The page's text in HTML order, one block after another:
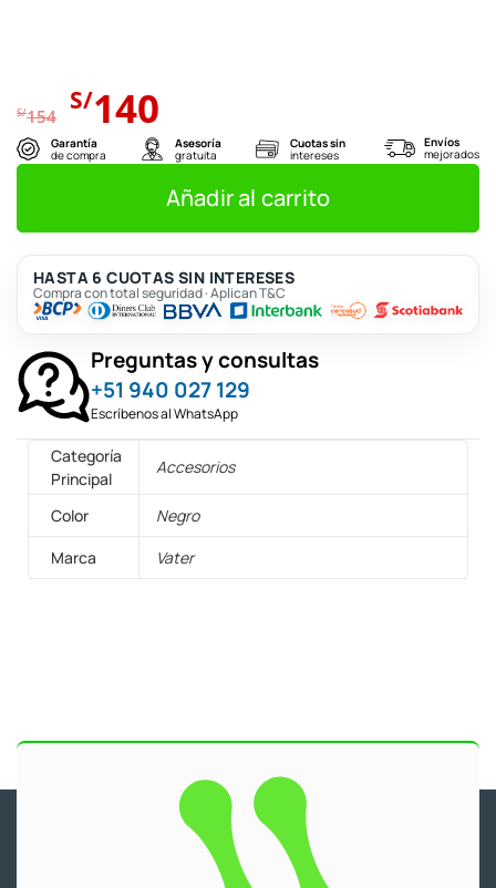
S/154 El
precio
original
era:
S/154.
S/140 precio
actual
es:
S/140.
Garantía
de compra
Asesoría
gratuita
Cuotas sin
intereses
Envíos
mejorados
Añadir al carrito
HASTA 6 CUOTAS SIN INTERESES
Compra con total seguridad · Aplican T&C
Preguntas y consultas
+51 940 027 129
Escríbenos al WhatsApp
Categoría
Principal
Accesorios
Color
Negro
Marca
Vater